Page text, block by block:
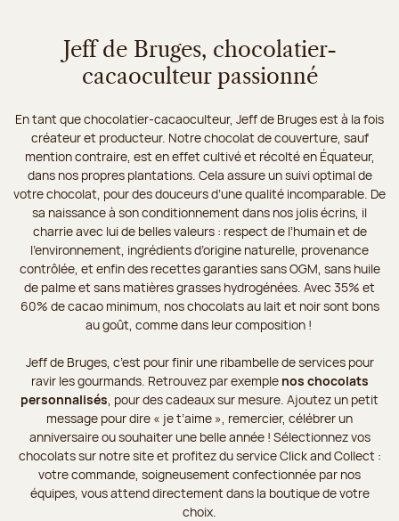
Jeff de Bruges, chocolatier-
cacaoculteur passionné
En tant que chocolatier-cacaoculteur, Jeff de Bruges est à la fois
créateur et producteur. Notre chocolat de couverture, sauf
mention contraire, est en effet cultivé et récolté en Équateur,
dans nos propres plantations. Cela assure un suivi optimal de
votre chocolat, pour des douceurs d’une qualité incomparable. De
sa naissance à son conditionnement dans nos jolis écrins, il
charrie avec lui de belles valeurs : respect de l’humain et de
l’environnement, ingrédients d’origine naturelle, provenance
contrôlée, et enfin des recettes garanties sans OGM, sans huile
de palme et sans matières grasses hydrogénées. Avec 35% et
60% de cacao minimum, nos chocolats au lait et noir sont bons
au goût, comme dans leur composition !
Jeff de Bruges, c’est pour finir une ribambelle de services pour
ravir les gourmands. Retrouvez par exemple nos chocolats
personnalisés , pour des cadeaux sur mesure. Ajoutez un petit
message pour dire « je t’aime », remercier, célébrer un
anniversaire ou souhaiter une belle année ! Sélectionnez vos
chocolats sur notre site et profitez du service Click and Collect :
votre commande, soigneusement confectionnée par nos
équipes, vous attend directement dans la boutique de votre
choix.